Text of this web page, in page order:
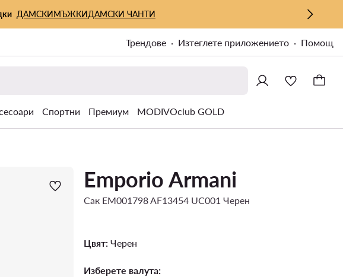
ДАМСКИМЪЖКИДАМСКИ ЧАНТИ
Трендове Изтеглете приложението Помощ
Спортни Премиум MODIVOclub GOLD
Emporio Armani
Сак EM001798 AF13454 UC001 Черен
Цвят:Черен
Изберете валута: